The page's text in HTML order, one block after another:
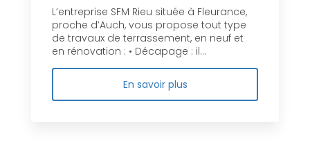
L’entreprise SFM Rieu située à Fleurance,
proche d’Auch, vous propose tout type
de travaux de terrassement, en neuf et
en rénovation : • Décapage : il...
En savoir plus